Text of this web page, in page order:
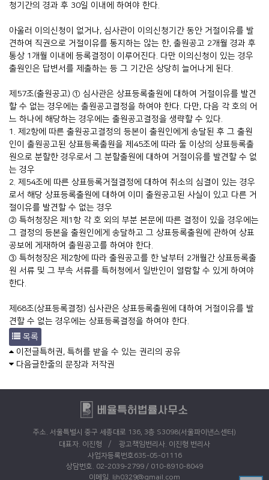
청기간의 경과 후 30일 이내에 하여야 한다.
아울러 이의신청이 없거나, 심사관이 이의신청기간 동안 거절이유를 발
견하여 직권으로 거절이유를 통지하는 않는 한, 출원공고 2개월 경과 후
통상 1개월 이내에 등록결정이 이루어진다. 다만 이의신청이 있는 경우
출원인은 답변서를 제출하는 등 그 기간은 상당히 늘어나게 된다.
제57조(출원공고) ① 심사관은 상표등록출원에 대하여 거절이유를 발견
할 수 없는 경우에는 출원공고결정을 하여야 한다. 다만, 다음 각 호의 어
느 하나에 해당하는 경우에는 출원공고결정을 생략할 수 있다.
1. 제2항에 따른 출원공고결정의 등본이 출원인에게 송달된 후 그 출원
인이 출원공고된 상표등록출원을 제45조에 따라 둘 이상의 상표등록출
원으로 분할한 경우로서 그 분할출원에 대하여 거절이유를 발견할 수 없
는 경우
2. 제54조에 따른 상표등록거절결정에 대하여 취소의 심결이 있는 경우
로서 해당 상표등록출원에 대하여 이미 출원공고된 사실이 있고 다른 거
절이유를 발견할 수 없는 경우
② 특허청장은 제1항 각 호 외의 부분 본문에 따른 결정이 있을 경우에는
그 결정의 등본을 출원인에게 송달하고 그 상표등록출원에 관하여 상표
공보에 게재하여 출원공고를 하여야 한다.
③ 특허청장은 제2항에 따라 출원공고를 한 날부터 2개월간 상표등록출
원 서류 및 그 부속 서류를 특허청에서 일반인이 열람할 수 있게 하여야
한다.
제68조(상표등록결정) 심사관은 상표등록출원에 대하여 거절이유를 발
견할 수 없는 경우에는 상표등록결정을 하여야 한다.
목록
이전글특허권, 특허를 받을 수 있는 권리의 공유
다음글한줄의 문장과 저작권
주소. 서울특별시 중구 세종대로 136, 3층 S3098(서울파이낸스센터)
대표자. 이진형
/
광고책임변리사. 이진형 변리사
사업자등록번호635-05-01116
상담번호. 02-2039-2799 / 010-8910-8049
이메일. ljh0329@gmail.com